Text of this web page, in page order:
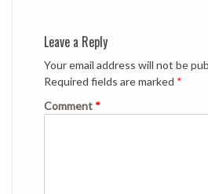
Leave a Reply
Your email address will not be
Required fields are marked *
Comment *